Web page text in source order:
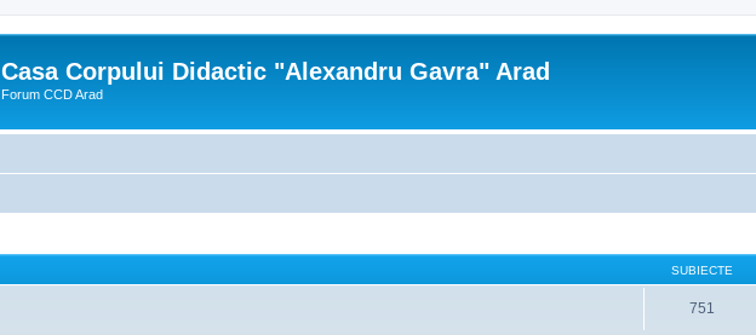
Casa Corpului Didactic "Alexandru Gavra" Arad
Forum CCD Arad
SUBIECTE
751